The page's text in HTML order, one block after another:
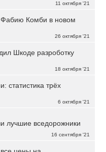
11 октября '21
26 октября '21
Фабию Комби в новом
18 октября '21
Шкоде разроботку
6 октября '21
статистика трёх
16 сентября '21
лучшие вседорожники